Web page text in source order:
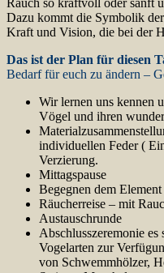
Rauch so kraftvoll oder sanft
Dazu kommt die Symbolik
Kraft und Vision, die bei der
Das ist der Plan für diesen
Bedarf für euch zu ändern –
Wir lernen uns kennen
Vögel und ihren
individuellen Feder (
Verzierung.
Mittagspause
Begegnen dem
Räucherreise – mit
Austauschrunde
Abschlusszeremonie es
Vogelarten zur
von Schwemmhölzer,